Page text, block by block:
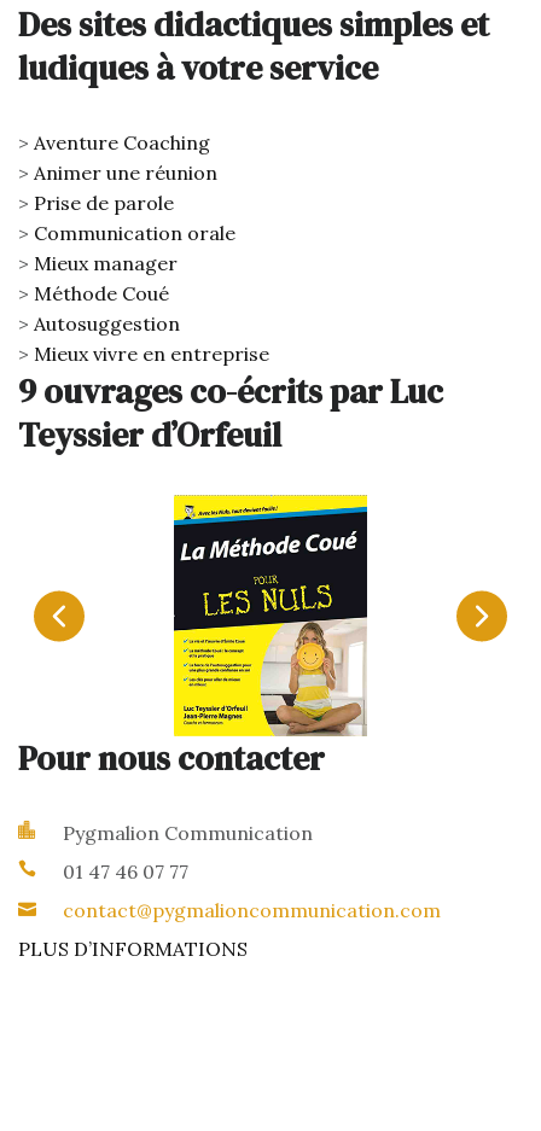
Des sites didactiques simples et
ludiques à votre service
Aventure Coaching
Animer une réunion
Prise de parole
Communication orale
Mieux manager
Méthode Coué
Autosuggestion
Mieux vivre en entreprise
9 ouvrages co-écrits par Luc
Teyssier d’Orfeuil
Pour nous contacter
Pygmalion Communication
01 47 46 07 77
contact@pygmalioncommunication.com
PLUS D’INFORMATIONS